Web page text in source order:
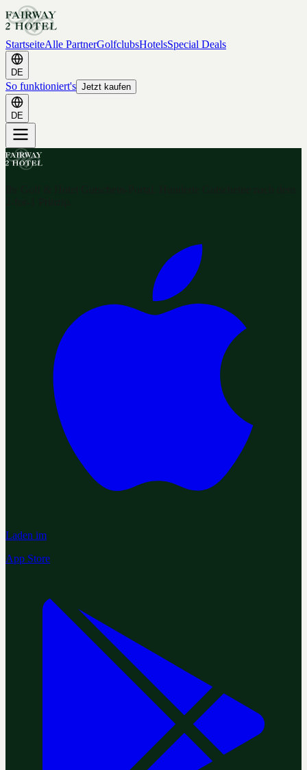
StartseiteAlle PartnerGolfclubsHotelsSpecial Deals
DE
So funktioniert's Jetzt kaufen
DE
Laden im
App Store